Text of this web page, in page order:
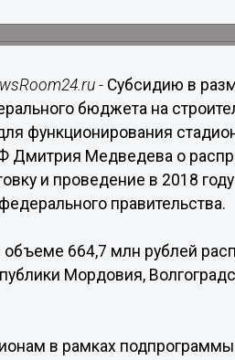
- Субсидию в
бюджета на
функционирования
Дмитрия Медведева о
и проведение в 2018
правительства.
объеме 664,7 млн рублей
Мордовия,
в рамках